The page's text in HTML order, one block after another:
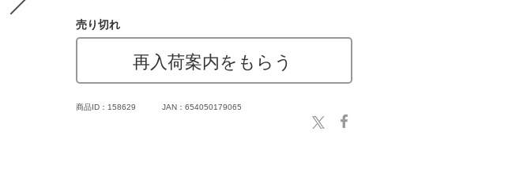
売り切れ
再入荷案内をもらう
商品ID：158629 JAN：654050179065